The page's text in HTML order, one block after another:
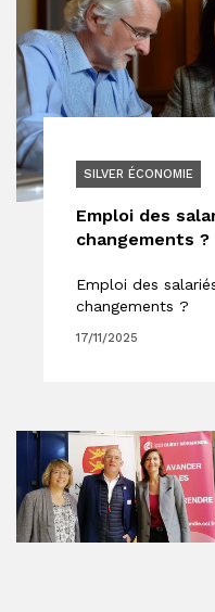
SILVER ÉCONOMIE
Emploi des
changements ?
Emploi des
changements ?
17/11/2025